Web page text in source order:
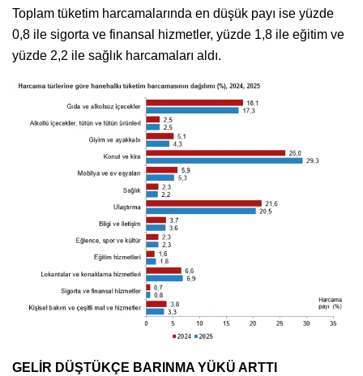
Toplam tüketim harcamalarında en düşük payı ise yüzde
0,8 ile sigorta ve finansal hizmetler, yüzde 1,8 ile eğitim ve
yüzde 2,2 ile sağlık harcamaları aldı.
GELİR DÜŞTÜKÇE BARINMA YÜKÜ ARTTI